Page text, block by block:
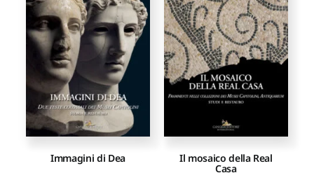
Immagini di Dea Il mosaico della Real
Casa